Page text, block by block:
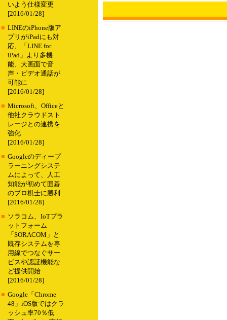
いよう仕様変更
[2016/01/28]
■ LINEのiPhone版ア
プリがiPadにも対
応、「LINE for
iPad」より多機
能、大画面で音
声・ビデオ通話が
可能に
[2016/01/28]
■ Microsoft、Officeと
他社クラウドスト
レージとの連携を
強化
[2016/01/28]
■ Googleのディープ
ラーニングシステ
ムによって、人工
知能が初めて囲碁
のプロ棋士に勝利
[2016/01/28]
■ ソラコム、IoTプラ
ットフォーム
「SORACOM」と
既存システムを専
用線でつなぐサー
ビスや認証機能な
ど提供開始
[2016/01/28]
■ Google「Chrome
48」iOS版ではクラ
ッシュ率70％低